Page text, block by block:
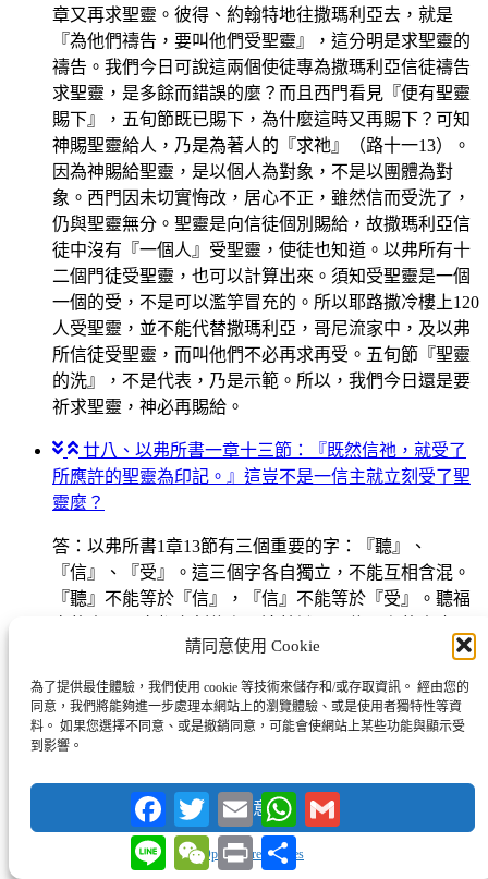
請同意使用 Cookie
為了提供最佳體驗，我們使用 cookie 等技術來儲存和/或存取資訊。 經由您的
同意，我們將能夠進一步處理本網站上的瀏覽體驗、或是使用者獨特性等資
料。 如果您選擇不同意、或是撤銷同意，可能會使網站上某些功能與顯示受
到影響。
同意
Opt-out preferences
章又再求聖靈。彼得、約翰特地往撒瑪利亞去，就是
『為他們禱告，要叫他們受聖靈』，這分明是求聖靈的
禱告。我們今日可說這兩個使徒專為撒瑪利亞信徒禱告
求聖靈，是多餘而錯誤的麼？而且西門看見『便有聖靈
賜下』，五旬節既已賜下，為什麼這時又再賜下？可知
神賜聖靈給人，乃是為著人的『求祂』（路十一13）。
因為神賜給聖靈，是以個人為對象，不是以團體為對
象。西門因未切實悔改，居心不正，雖然信而受洗了，
仍與聖靈無分。聖靈是向信徒個別賜給，故撒瑪利亞信
徒中沒有『一個人』受聖靈，使徒也知道。以弗所有十
二個門徒受聖靈，也可以計算出來。須知受聖靈是一個
一個的受，不是可以濫竽冒充的。所以耶路撒冷樓上120
人受聖靈，並不能代替撒瑪利亞，哥尼流家中，及以弗
所信徒受聖靈，而叫他們不必再求再受。五旬節『聖靈
的洗』，不是代表，乃是示範。所以，我們今日還是要
祈求聖靈，神必再賜給。
廿八、以弗所書一章十三節：『既然信祂，就受了
所應許的聖靈為印記。』這豈不是一信主就立刻受了聖
靈麼？
答：以弗所書1章13節有三個重要的字：『聽』、
『信』、『受』。這三個字各自獨立，不能互相含混。
『聽』不能等於『信』，『信』不能等於『受』。聽福
一定都立刻受聖靈，甚至已到了受洗的階段，還沒有受
聖靈的。這事實已經在使徒行傳八章14至17節明顯地指
出了。我們得承認信主決定受水洗的信徒，已經在聖靈
的感化和引導裡，不然，他是不可能信主去受洗的（林
前十二3）。但受了神所應許的聖靈，就是『聖靈的
洗』，卻是另一件事。所以有的人先受靈洗，後受水洗
（徒十47-48）；也有人先受水洗，後受靈洗（徒八16-
17）。聖經記載二者的性質有別，不是混為一事。
FacebookTwitterEmail WhatsApp
Line WeChatPrint
享